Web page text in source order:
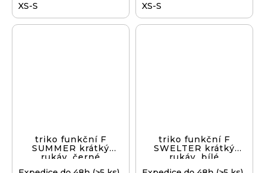
XS-S XS-S
triko funkční F
SUMMER krátký
rukáv, černé
triko funkční F
SWELTER krátký
rukáv, bílé